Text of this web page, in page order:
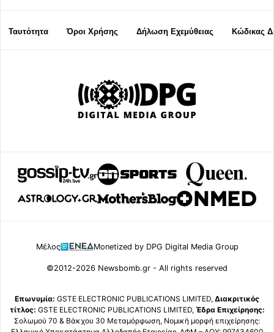
Ταυτότητα Όροι Χρήσης Δήλωση Εχεμύθειας Κώδικας
Μέλος Monetized by DPG Digital Media Group
©2012-2026 Newsbomb.gr - All rights reserved
Επωνυμία: GSTE ELECTRONIC PUBLICATIONS LIMITED, Διακριτικός
τίτλος: GSTE ELECTRONIC PUBLICATIONS LIMITED, Έδρα Επιχείρησης:
Σολωμού 70 & Βάκχου 30 Μεταμόρφωση, Νομική μορφή επιχείρησης: